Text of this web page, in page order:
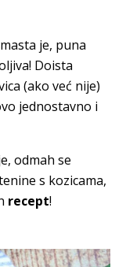
je, puna
Doista
(ako već nije)
jednostavno i
odmah se
s kozicama,
recept!